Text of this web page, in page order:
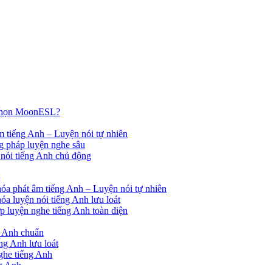
MoonESL?
tiếng Anh – Luyện nói tự nhiên
pháp luyện nghe sâu
tiếng Anh chủ động
phát âm tiếng Anh – Luyện nói tự nhiên
luyện nói tiếng Anh lưu loát
luyện nghe tiếng Anh toàn diện
chuẩn
Anh lưu loát
tiếng Anh